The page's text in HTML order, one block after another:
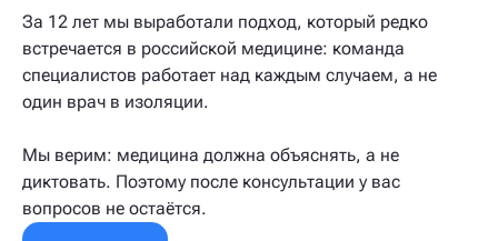
За 12 лет мы выработали подход, который редко
встречается в российской медицине: команда
специалистов работает над каждым случаем, а не
один врач в изоляции.
Мы верим: медицина должна объяснять, а не
диктовать. Поэтому после консультации у вас
вопросов не остаётся.